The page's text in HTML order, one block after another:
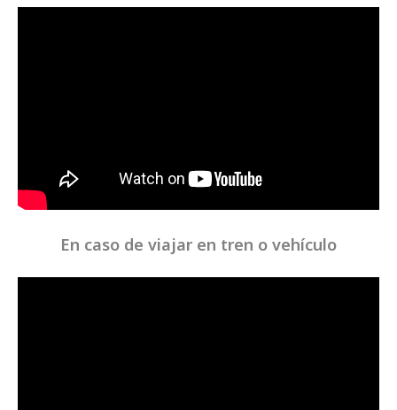
En caso de viajar en tren o vehículo